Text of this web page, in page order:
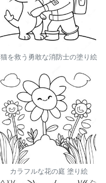
猫を救う勇敢な消防士の塗り絵
カラフルな花の庭 塗り絵